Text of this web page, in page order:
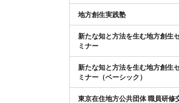
地方創生実践塾
新たな知と方法を生む地方創生
ミナー
新たな知と方法を生む地方創生
ミナー（ベーシック）
東京在住地方公共団体 職員研修